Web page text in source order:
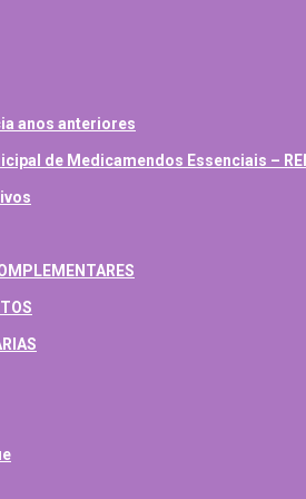
anos anteriores
de Medicamendos Essenciais –